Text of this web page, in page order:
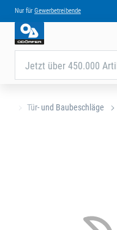
Nur für Gewerbetreibende
Jetzt über 450.000
Tür- und Baubeschläge